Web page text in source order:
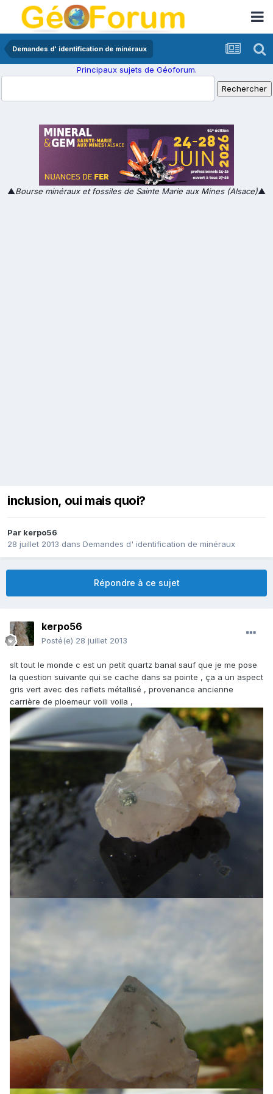
Demandes d' identification de minéraux
Principaux sujets de Géoforum.
▲Bourse minéraux et fossiles de Sainte Marie aux Mines (Alsace)▲
inclusion, oui mais quoi?
Par kerpo56
28 juillet 2013 dans Demandes d' identification de minéraux
Répondre à ce sujet
kerpo56
Posté(e) 28 juillet 2013
slt tout le monde c est un petit quartz banal sauf que je me pose
la question suivante qui se cache dans sa pointe , ça a un aspect
gris vert avec des reflets métallisé , provenance ancienne
carrière de ploemeur voili voila ,